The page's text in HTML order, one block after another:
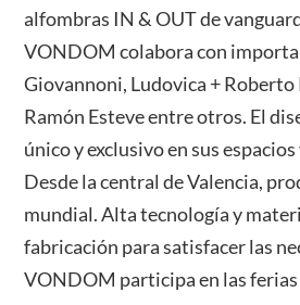
alfombras IN & OUT de
VONDOM colabora con
Giovannoni, Ludovica +
Ramón Esteve entre otros. El
único y exclusivo en sus
Desde la central de Valencia,
mundial. Alta tecnología y
fabricación para satisfacer las
VONDOM participa en las